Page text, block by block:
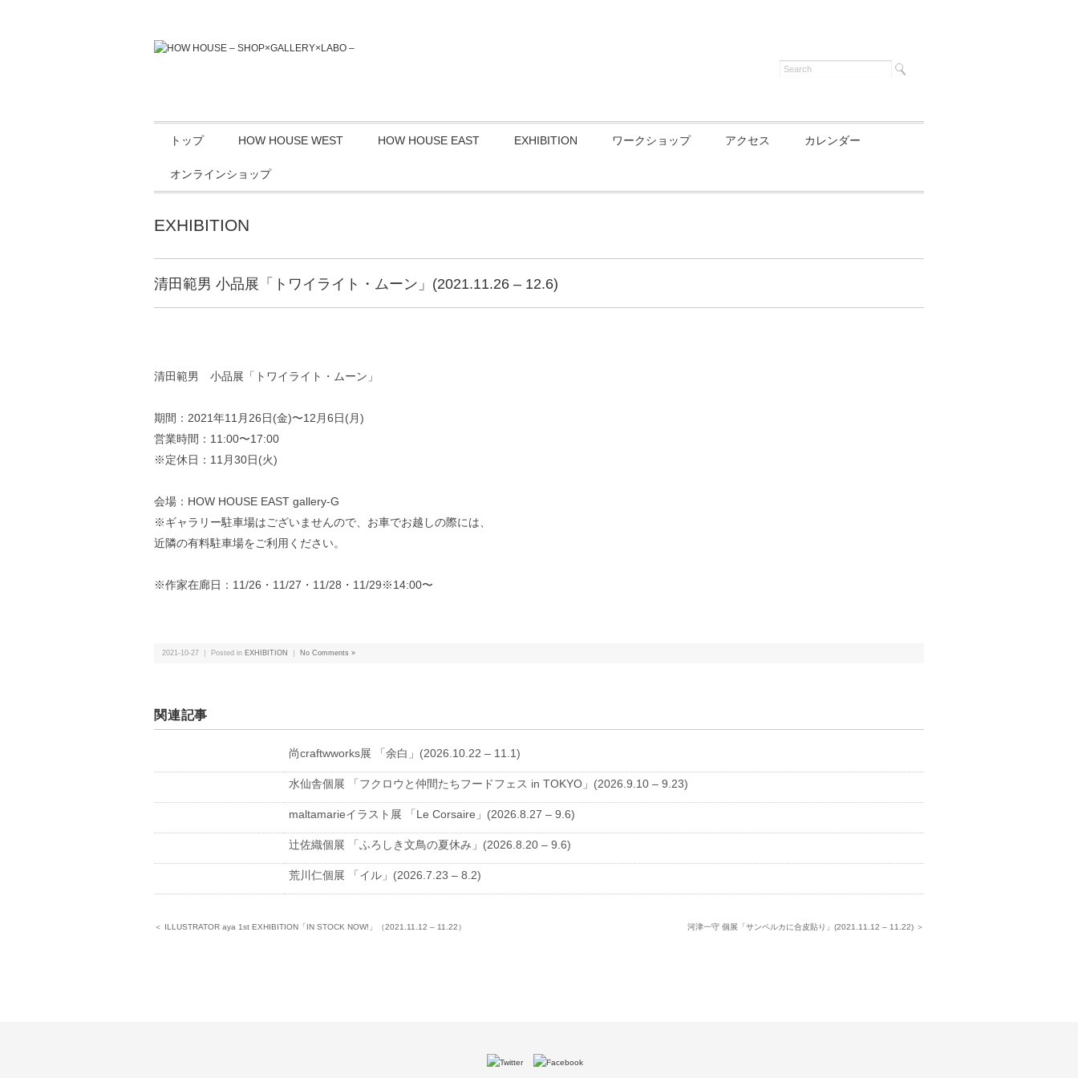
トップ HOW HOUSE WEST HOW HOUSE EAST EXHIBITION ワークショップ アクセス カレンダー
オンラインショップ
EXHIBITION
清田範男 小品展「トワイライト・ムーン」(2021.11.26 – 12.6)
清田範男 小品展「トワイライト・ムーン」
期間：2021年11月26日(金)〜12月6日(月)
営業時間：11:00〜17:00
※定休日：11月30日(火)
会場：HOW HOUSE EAST gallery-G
※ギャラリー駐車場はございませんので、お車でお越しの際には、
近隣の有料駐車場をご利用ください。
※作家在廊日：11/26・11/27・11/28・11/29※14:00〜
2021-10-27 ｜ Posted in EXHIBITION No Comments »
関連記事
尚craftwworks展 「余白」(2026.10.22 – 11.1)
水仙舎個展 「フクロウと仲間たちフードフェス in TOKYO」(2026.9.10 – 9.23)
maltamarieイラスト展 「Le Corsaire」(2026.8.27 – 9.6)
辻佐織個展 「ふろしき文鳥の夏休み」(2026.8.20 – 9.6)
荒川仁個展 「イル」(2026.7.23 – 8.2)
＜ ILLUSTRATOR aya 1st EXHIBITION「IN STOCK NOW!」（2021.11.12 – 11.22） 河津一守 個展「サンペルカに合皮貼り」(2021.11.12 – 11.22) ＞